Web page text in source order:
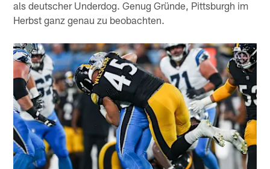
als deutscher Underdog. Genug Gründe, Pittsburgh im
Herbst ganz genau zu beobachten.